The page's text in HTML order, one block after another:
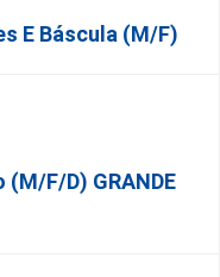
E Báscula (m/f)
(m/f/d) GRANDE